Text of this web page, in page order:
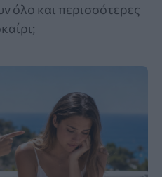
όλο και περισσότερες